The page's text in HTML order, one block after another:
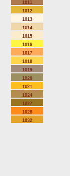
1011
1012
1013
1014
1015
1016
1017
1018
1019
1020
1021
1024
1027
1028
1032